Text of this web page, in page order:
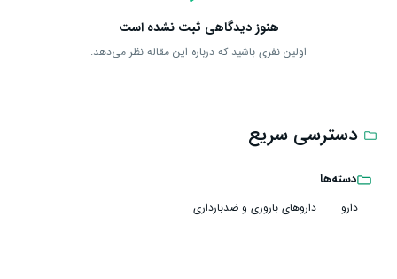
هنوز دیدگاهی ثبت نشده است
اولین نفری باشید که درباره این مقاله نظر می‌دهد.
دسترسی سریع
دسته‌ها
دارو داروهای باروری و ضدبارداری